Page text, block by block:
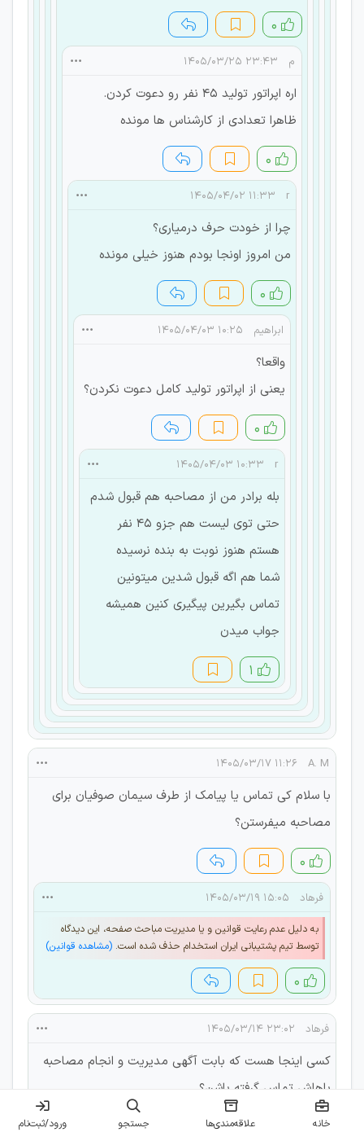
۰
م ۲۳:۴۳ ۱۴۰۵/۰۳/۲۵
اره اپراتور تولید ۴۵ نفر رو دعوت کردن.
ظاهرا تعدادی از کارشناس ها مونده
۰
r ۱۱:۳۳ ۱۴۰۵/۰۴/۰۲
چرا از خودت حرف درمیاری؟
من امروز اونجا بودم هنوز خیلی مونده
۰
ابراهیم ۱۰:۲۵ ۱۴۰۵/۰۴/۰۳
واقعا؟
یعنی از اپراتور تولید کامل دعوت نکردن؟
۰
r ۱۰:۳۳ ۱۴۰۵/۰۴/۰۳
بله برادر من از مصاحبه هم قبول شدم
حتی توی لیست هم جزو ۴۵ نفر
هستم هنوز نوبت به بنده نرسیده
شما هم اگه قبول شدین میتونین
تماس بگیرین پیگیری کنین همیشه
جواب میدن
۱
A. M ۱۱:۲۶ ۱۴۰۵/۰۳/۱۷
با سلام کی تماس یا پیامک از طرف سیمان صوفیان برای
مصاحبه میفرستن؟
۰
فرهاد ۱۵:۰۵ ۱۴۰۵/۰۳/۱۹
به دلیل عدم رعایت قوانین و یا مدیریت مباحث صفحه، این دیدگاه
توسط تیم پشتیبانی ایران استخدام حذف شده است. (مشاهده قوانین)
۰
فرهاد ۲۳:۰۲ ۱۴۰۵/۰۳/۱۴
کسی اینجا هست که بابت آگهی مدیریت و انجام مصاحبه
باهاش تماس گرفته باشن؟
خانه علاقه‌مندی‌ها جستجو ورود/ثبت‌نام